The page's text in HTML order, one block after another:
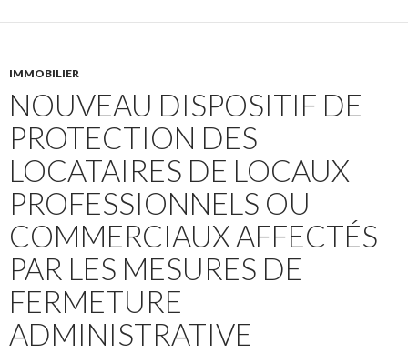
IMMOBILIER
NOUVEAU DISPOSITIF DE
PROTECTION DES
LOCATAIRES DE LOCAUX
PROFESSIONNELS OU
COMMERCIAUX AFFECTÉS
PAR LES MESURES DE
FERMETURE
ADMINISTRATIVE